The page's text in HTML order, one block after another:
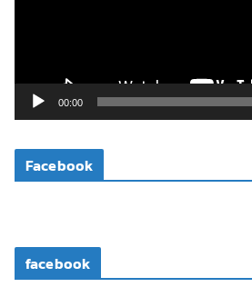
ดี
โ
00:00
Facebook
facebook